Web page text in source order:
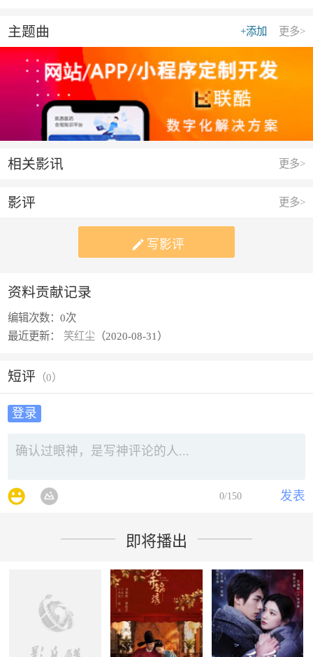
更多>
+添加
主题曲
更多>
相关影讯
更多>
影评
 写影评
资料贡献记录
编辑次数：0次
最近更新：
笑红尘 （2020-08-31）
短评 （0）
登录
发表
0/150
即将播出